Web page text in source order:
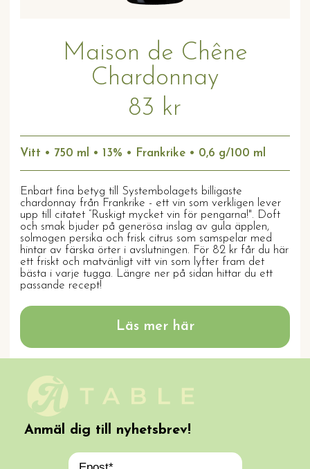
Maison de Chêne
Chardonnay
83 kr
Vitt • 750 ml • 13% • Frankrike • 0,6 g/100 ml
Enbart fina betyg till Systembolagets billigaste
chardonnay från Frankrike - ett vin som verkligen lever
upp till citatet ”Ruskigt mycket vin för pengarna!". Doft
och smak bjuder på generösa inslag av gula äpplen,
solmogen persika och frisk citrus som samspelar med
hintar av färska örter i avslutningen. För 82 kr får du här
ett friskt och matvänligt vitt vin som lyfter fram det
bästa i varje tugga. Längre ner på sidan hittar du ett
passande recept!
Läs mer här
Anmäl dig till nyhetsbrev!